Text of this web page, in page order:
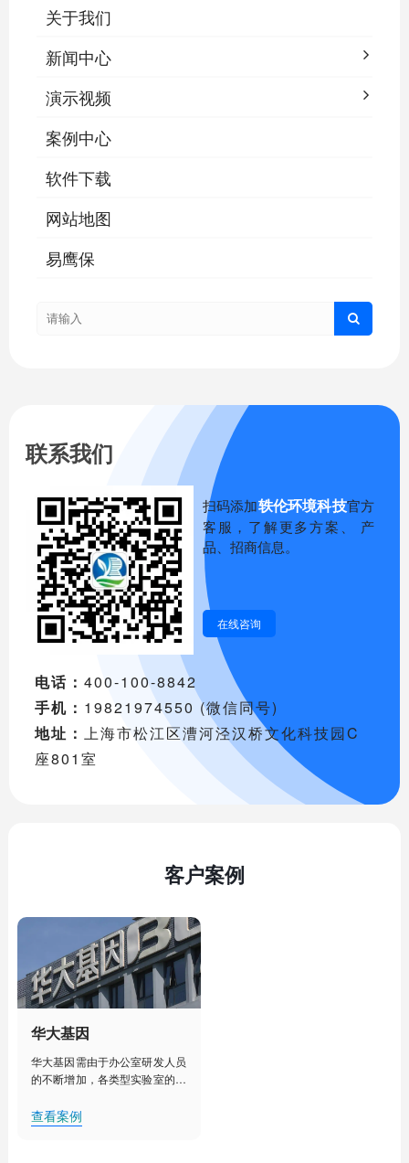
关于我们
新闻中心
演示视频
案例中心
软件下载
网站地图
易鹰保
联系我们
扫码添加轶伦环境科技官方
客服，了解更多方案、 产
品、招商信息。
在线咨询
电话： 400-100-8842
手机： 19821974550 (微信同号)
地址：
上海市松江区漕河泾汉桥文化科技园C
座801室
客户案例
华大基因
华大基因需由于办公室研发人员
的不断增加，各类型实验室的建
其对办公室、实验室、实验室设
备更加细致化管理的需求。需要
查看案例